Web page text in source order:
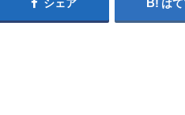
シェア は